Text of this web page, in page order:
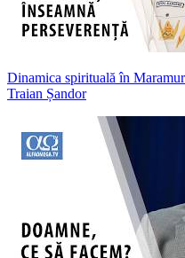
Dinamica spirituală în
Traian Șandor